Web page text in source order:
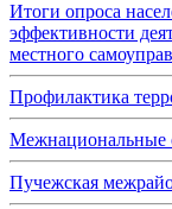
Итоги опроса
эффективности
местного
Профилактика
Межнациональные
Пучежская